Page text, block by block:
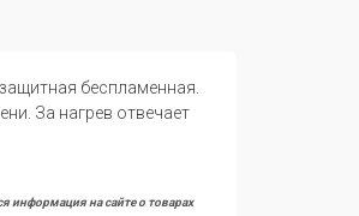
беспламенная.
За нагрев отвечает
информация на сайте о товарах